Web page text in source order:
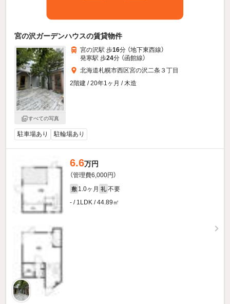
宮の沢ガーデンハウスの賃貸物件
すべての写真
宮の沢駅 歩16分 （地下東西線）
発寒駅 歩24分 （函館線）
北海道札幌市西区宮の沢二条３丁目
2階建 / 20年1ヶ月 / 木造
駐車場あり 駐輪場あり
6.6万円
（管理費6,000円）
敷 1.0ヶ月 礼 不要
- / 1LDK / 44.89㎡